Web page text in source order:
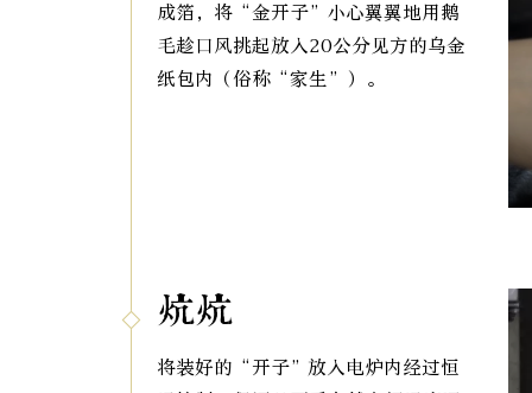
成箔，将“金开子”小心翼翼地用鹅
毛趁口风挑起放入20公分见方的乌金
纸包内（俗称“家生”）。
炕炕
将装好的“开子”放入电炉内经过恒